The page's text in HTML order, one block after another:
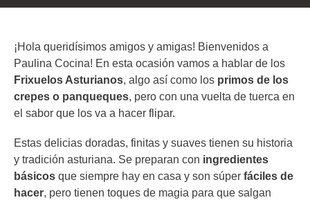
¡Hola queridísimos amigos y amigas! Bienvenidos a
Paulina Cocina! En esta ocasión vamos a hablar de los
Frixuelos Asturianos, algo así como los primos de los
crepes o panqueques, pero con una vuelta de tuerca en
el sabor que los va a hacer flipar.
Estas delicias doradas, finitas y suaves tienen su historia
y tradición asturiana. Se preparan con ingredientes
básicos que siempre hay en casa y son súper fáciles de
hacer, pero tienen toques de magia para que salgan